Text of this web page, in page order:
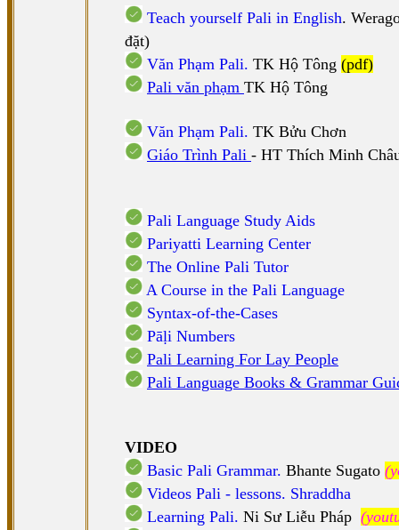
Teach yourself Pali in English.
đặt)
Văn Phạm Pali. TK Hộ Tông (pdf)
Pali văn phạm TK Hộ Tông
Văn Phạm Pali. TK Bửu Chơn
Giáo Trình Pali - HT Thích Minh
Pali Language Study Aids
Pariyatti Learning Center
The Online Pali Tutor
A Course in the Pali Language
Syntax-of-the-Cases
Pāḷi Numbers
Pali Learning For Lay People
Pali Language Books & Grammar
VIDEO
Basic Pali Grammar. Bhante Sugato
Videos Pali - lessons. Shraddha
Learning Pali. Ni Sư Liễu Pháp